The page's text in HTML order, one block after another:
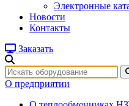
Электронные
Новости
Контакты
Заказать
О предприятии